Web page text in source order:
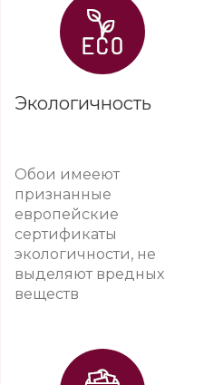
Экологичность
Обои имееют
признанные
европейские
сертификаты
экологичности, не
выделяют вредных
веществ